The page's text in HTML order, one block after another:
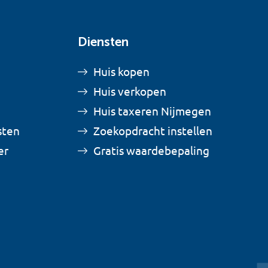
Diensten
Huis kopen
Huis verkopen
Huis taxeren Nijmegen
Zoekopdracht instellen
Gratis waardebepaling